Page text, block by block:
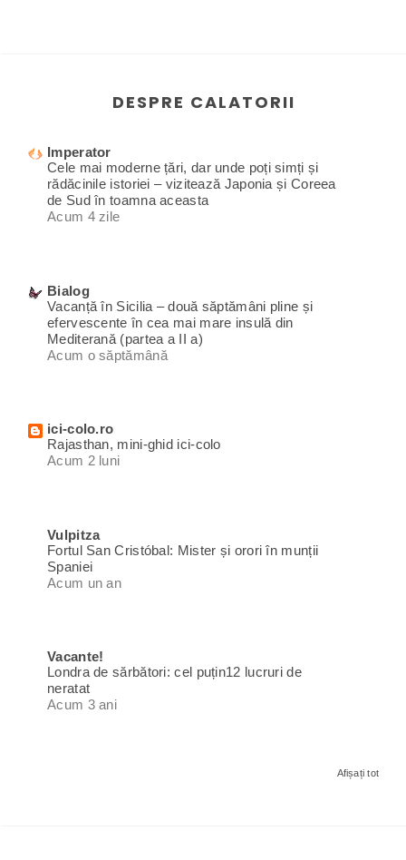
DESPRE CALATORII
Imperator
Cele mai moderne țări, dar unde poți simți și
rădăcinile istoriei – vizitează Japonia și Coreea
de Sud în toamna aceasta
Acum 4 zile
Bialog
Vacanță în Sicilia – două săptămâni pline și
efervescente în cea mai mare insulă din
Mediterană (partea a II a)
Acum o săptămână
ici-colo.ro
Rajasthan, mini-ghid ici-colo
Acum 2 luni
Vulpitza
Fortul San Cristóbal: Mister și orori în munții
Spaniei
Acum un an
Vacante!
Londra de sărbători: cel puțin12 lucruri de
neratat
Acum 3 ani
Afișați tot